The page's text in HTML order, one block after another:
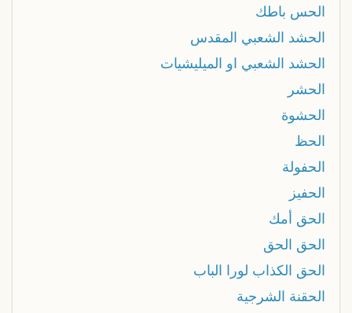
الحس باطك
الحشد الشعبي المقدس
الحشد الشعبي او الميليشيات
الحشر
الحشوة
الحظ
الحفولة
الحفيز
الحق أمك
الحق الحق
الحق الكذاب لورا الباب
الحقنة الشرجية